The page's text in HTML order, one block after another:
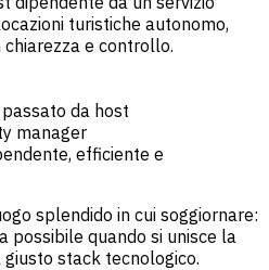
turistiche autonomo,
e controllo.
da host
manager
efficiente e
splendido in cui soggiornare:
possibile quando si unisce la
stack tecnologico.